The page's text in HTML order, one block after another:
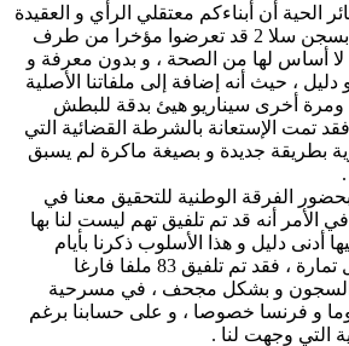
الحية أن أبناءكم معتقلي الرأي و العقيدة
، المعتقلون الإسلاميون بسجن سلا 2 قد تعرضوا مؤخرا من طرف
لا أساس لها من الصحة ، و بدون معرفة و
، حيث أنه إضافة إلى ملفاتنا الأصلية
أخرى سيناريو هيئ بدقة للبطش
فقد تمت الإستعانة بالشرطة القضائية التي
بطريقة جديدة و بصيغة ماكرة لم يسبق
بحضور الفرقة الوطنية للتحقيق معنا في
الأمر أنه قد تم تلفيق تهم ليست لنا بها
أدنى دليل و هذا الأسلوب ذكرنا بأيام
الضنك و الألم في معتقل تمارة ، فقد تم تلفيق 83 ملفا فارغا
السجون و بشكل مجحف ، في مسرحية
و فرنسا خصوصا ، و على حسابنا برغم
التي وجهت لنا .